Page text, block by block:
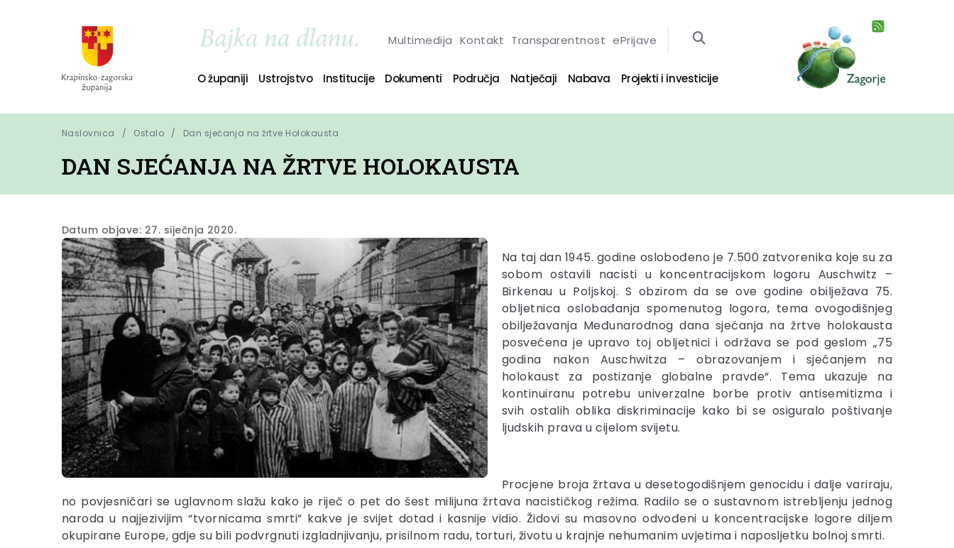
Multimedija Kontakt Transparentnost ePrijave
O županiji Ustrojstvo Institucije Dokumenti Područja Natječaji Nabava Projekti i investicije
Naslovnica Ostalo Dan sjećanja na žrtve Holokausta
DAN SJEĆANJA NA ŽRTVE HOLOKAUSTA
Datum objave: 27. siječnja 2020.
Na taj dan 1945. godine oslobođeno je 7.500 zatvorenika koje su za
sobom ostavili nacisti u koncentracijskom logoru Auschwitz –
Birkenau u Poljskoj. S obzirom da se ove godine obilježava 75.
obljetnica oslobađanja spomenutog logora, tema ovogodišnjeg
obilježavanja Međunarodnog dana sjećanja na žrtve holokausta
posvećena je upravo toj obljetnici i održava se pod geslom „75
godina nakon Auschwitza – obrazovanjem i sjećanjem na
holokaust za postizanje globalne pravde“. Tema ukazuje na
kontinuiranu potrebu univerzalne borbe protiv antisemitizma i
svih ostalih oblika diskriminacije kako bi se osiguralo poštivanje
ljudskih prava u cijelom svijetu.
Procjene broja žrtava u desetogodišnjem genocidu i dalje variraju,
no povjesničari se uglavnom slažu kako je riječ o pet do šest milijuna žrtava nacističkog režima. Radilo se o sustavnom istrebljenju jednog
naroda u najjezivijim “tvornicama smrti” kakve je svijet dotad i kasnije vidio. Židovi su masovno odvođeni u koncentracijske logore diljem
okupirane Europe, gdje su bili podvrgnuti izgladnjivanju, prisilnom radu, torturi, životu u krajnje nehumanim uvjetima i naposljetku bolnoj smrti.